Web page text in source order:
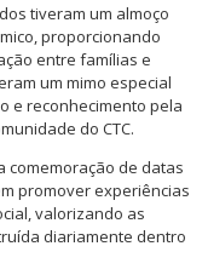
tiveram um almoço
proporcionando
entre famílias e
um mimo especial
e reconhecimento pela
do CTC.
comemoração de datas
promover experiências
valorizando as
diariamente dentro